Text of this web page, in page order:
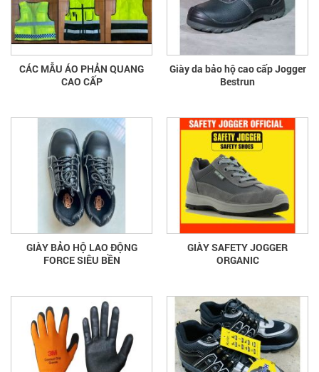
CÁC MẪU ÁO PHẢN QUANG
CAO CẤP
Giày da bảo hộ cao cấp Jogger
Bestrun
GIÀY BẢO HỘ LAO ĐỘNG
FORCE SIÊU BỀN
GIÀY SAFETY JOGGER
ORGANIC